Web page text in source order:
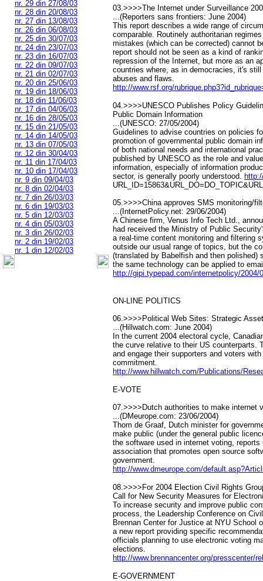
nr. 29 din 27/08/03
nr. 28 din 20/08/03
nr. 27 din 13/08/03
nr. 26 din 06/08/03
nr. 25 din 30/07/03
nr. 24 din 23/07/03
nr. 23 din 16/07/03
nr. 22 din 09/07/03
nr. 21 din 02/07/03
nr. 20 din 25/06/03
nr. 19 din 18/06/03
nr. 18 din 11/06/03
nr. 17 din 04/06/03
nr. 16 din 28/05/03
nr. 15 din 21/05/03
nr. 14 din 14/05/03
nr. 13 din 07/05/03
nr. 12 din 30/04/03
nr. 11 din 17/04/03
nr. 10 din 17/04/03
nr. 9 din 09/04/03
nr. 8 din 02/04/03
nr. 7 din 26/03/03
nr. 6 din 19/03/03
nr. 5 din 12/03/03
nr. 4 din 05/03/03
nr. 3 din 26/02/03
nr. 2 din 19/02/03
nr. 1 din 12/02/03
03.>>>>The Internet under Surveillance
...(Reporters sans frontiers: June 2004)
This report describes a wide range of
comparable. Routinely authoritarian
mistakes (which can be corrected) cannot
report should not be seen as a kind of
repression of the Internet, but more as an
countries where, as in democracies, it's
abuses and flaws.
http://www.rsf.org/
04.>>>>UNESCO Publishes Policy
Public Domain Information
...(UNESCO: 27/05/2004)
Guidelines to advise countries on policies
promotion of governmental public domain
of both national needs and international
published by UNESCO as the role and
information, especially of information
sector, is generally poorly understood.
05.>>>>China approves SMS monitoring/
...(InternetPolicy.net: 29/06/2004)
A Chinese firm, Venus Info Tech Ltd.,
had received the Ministry of Public
a real-time content monitoring and filtering
outside our usual range of topics, but the
(translated by Babelfish and then polished)
the same technology can be applied to
http://gipi.typepad.com/internetpolicy/2004/
ON-LINE POLITICS
06.>>>>Political Web Sites: Strategic
...(Hillwatch.com: June 2004)
In the current 2004 electoral cycle,
the curve relative to their US counterparts.
and engage their supporters and voters
commitment.
http://www.hillwatch.com/Publications/
E-VOTE
07.>>>>Dutch authorities to make internet
...(DMeurope.com: 23/06/2004)
Thom de Graaf, Dutch minister for
make public (under the general public
the software used in internet voting,
association that promotes open source
government.
http://www.dmeurope.com/
08.>>>>For 2004 Election Civil Rights
Call for New Security Measures for
To increase security and improve public
process, the Leadership Conference on
Brennan Center for Justice at NYU School
a new report providing specific
officials planning to use electronic voting
elections.
http://www.brennancenter.org/presscenter/
E-GOVERNMENT